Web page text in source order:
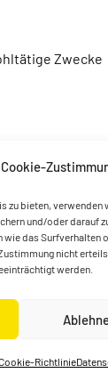
Cookie-
zu bieten, verwenden
und/oder darauf
wie das Surfverhalten
nicht
werden.
Richtlinie
Zwecke